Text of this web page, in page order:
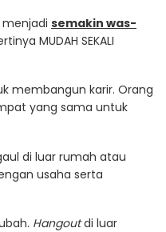
semakin was-
MUDAH SEKALI
membangun karir. Orang
yang sama untuk
di luar rumah atau
usaha serta
Hangoutdi luar